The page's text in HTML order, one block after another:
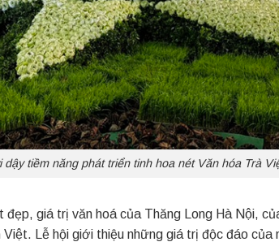
dậy tiềm năng phát triển tinh hoa nét Văn hóa Trà
đẹp, giá trị văn hoá của Thăng Long Hà Nội,
Lễ hội giới thiệu những giá trị độc đáo của